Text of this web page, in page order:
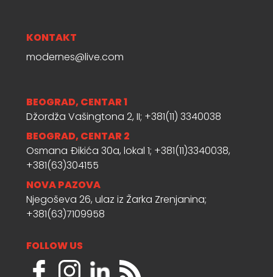
KONTAKT
modernes@live.com
BEOGRAD, CENTAR 1
Džordža Vašingtona 2, II; +381(11) 3340038
BEOGRAD, CENTAR 2
Osmana Đikića 30a, lokal 1; +381(11)3340038,
+381(63)304155
NOVA PAZOVA
Njegoševa 26, ulaz iz Žarka Zrenjanina;
+381(63)7109958
FOLLOW US